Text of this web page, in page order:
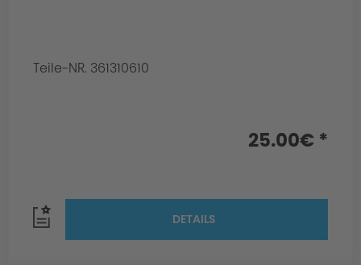
Teile-NR. 361310610
25.00€ *
DETAILS